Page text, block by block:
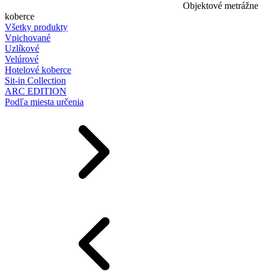
Objektové metrážne
koberce
Všetky produkty
Vpichované
Uzlíkové
Velúrové
Hotelové koberce
Sit-in Collection
ARC EDITION
Podľa miesta určenia